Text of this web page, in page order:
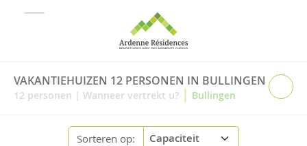
VAKANTIEHUIZEN 12 PERSONEN IN BULLINGEN
12 personen | Wanneer vertrekt u? | Bullingen
Sorteren op: